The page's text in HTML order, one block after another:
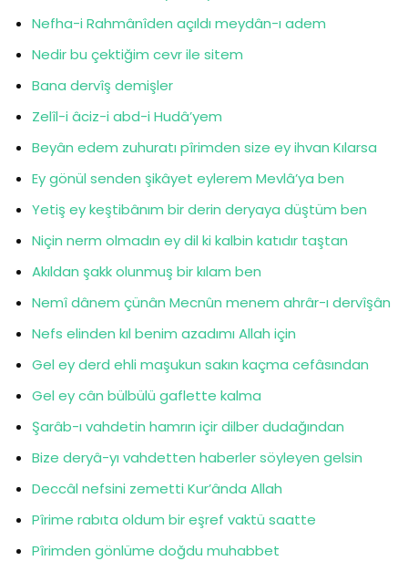
Nefha-i Rahmânîden açıldı meydân-ı adem
Nedir bu çektiğim cevr ile sitem
Bana dervîş demişler
Zelîl-i âciz-i abd-i Hudâ’yem
Beyân edem zuhuratı pîrimden size ey ihvan Kılarsa
Ey gönül senden şikâyet eylerem Mevlâ’ya ben
Yetiş ey keştibânım bir derin deryaya düştüm ben
Niçin nerm olmadın ey dil ki kalbin katıdır taştan
Akıldan şakk olunmuş bir kılam ben
Nemî dânem çünân Mecnûn menem ahrâr-ı dervîşân
Nefs elinden kıl benim azadımı Allah için
Gel ey derd ehli maşukun sakın kaçma cefâsından
Gel ey cân bülbülü gaflette kalma
Şarâb-ı vahdetin hamrın içir dilber dudağından
Bize deryâ-yı vahdetten haberler söyleyen gelsin
Deccâl nefsini zemetti Kur’ânda Allah
Pîrime rabıta oldum bir eşref vaktü saatte
Pîrimden gönlüme doğdu muhabbet